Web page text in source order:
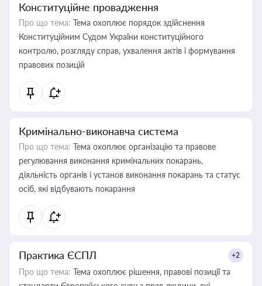
Конституційне провадження
Про що тема: Тема охоплює порядок здійснення
Конституційним Судом України конституційного
контролю, розгляду справ, ухвалення актів і формування
правових позицій
Кримінально-виконавча система
Про що тема: Тема охоплює організацію та правове
регулювання виконання кримінальних покарань,
діяльність органів і установ виконання покарань та статус
осіб, які відбувають покарання
Практика ЄСПЛ +2
Про що тема: Тема охоплює рішення, правові позиції та